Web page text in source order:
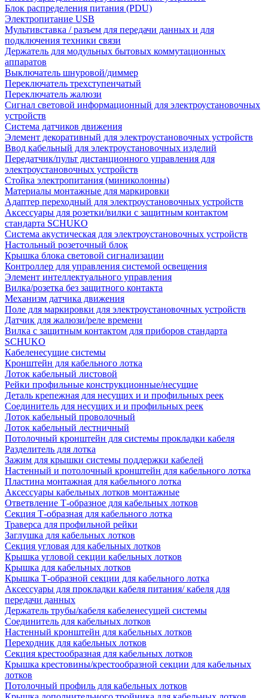
Блок распределения питания (PDU)
Электропитание USB
Мультивставка / разъем для передачи данных и для
подключения техники связи
Держатель для модульных бытовых коммутационных
аппаратов
Выключатель шнуровой/диммер
Переключатель трехступенчатый
Переключатель жалюзи
Сигнал световой информационный для электроустановочных
устройств
Система датчиков движения
Элемент декоративный для электроустановочных устройств
Ввод кабельный для электроустановочных изделий
Передатчик/пульт дистанционного управления для
электроустановочных устройств
Стойка электропитания (миниколонны)
Материалы монтажные для маркировки
Адаптер переходный для электроустановочных устройств
Аксессуары для розетки/вилки с защитным контактом
стандарта SCHUKO
Система акустическая для электроустановочных устройств
Настольный розеточный блок
Крышка блока световой сигнализации
Контроллер для управления системой освещения
Элемент интеллектуального управления
Вилка/розетка без защитного контакта
Механизм датчика движения
Поле для маркировки для электроустановочных устройств
Датчик для жалюзи/реле времени
Вилка с защитным контактом для приборов стандарта
SCHUKO
Кабеленесущие системы
Кронштейн для кабельного лотка
Лоток кабельный листовой
Рейки профильные конструкционные/несущие
Деталь крепежная для несущих и и профильных реек
Соединитель для несущих и и профильных реек
Лоток кабельный проволочный
Лоток кабельный лестничный
Потолочный кронштейн для системы прокладки кабеля
Разделитель для лотка
Зажим для крышки системы поддержки кабелей
Настенный и потолочный кронштейн для кабельного лотка
Пластина монтажная для кабельного лотка
Аксессуары кабельных лотков монтажные
Ответвление Т-образное для кабельных лотков
Секция Т-образная для кабельного лотка
Траверса для профильной рейки
Заглушка для кабельных лотков
Секция угловая для кабельных лотков
Крышка угловой секции кабельных лотков
Крышка для кабельных лотков
Крышка Т-образной секции для кабельного лотка
Аксессуары для прокладки кабеля питания/ кабеля для
передачи данных
Держатель трубы/кабеля кабеленесущей системы
Соединитель для кабельных лотков
Настенный кронштейн для кабельных лотков
Переходник для кабельных лотков
Секция крестообразная для кабельных лотков
Крышка крестовины/крестообразной секции для кабельных
лотков
Потолочный профиль для кабельных лотков